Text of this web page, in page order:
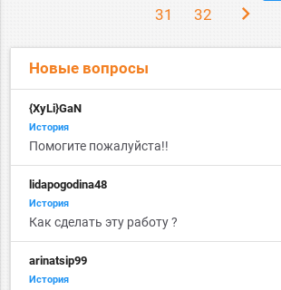
31
32 chevron_right
Новые вопросы
{XyLi}GaN
История
Помогите пожалуйста!!
lidapogodina48
История
Как сделать эту работу ?
arinatsip99
История